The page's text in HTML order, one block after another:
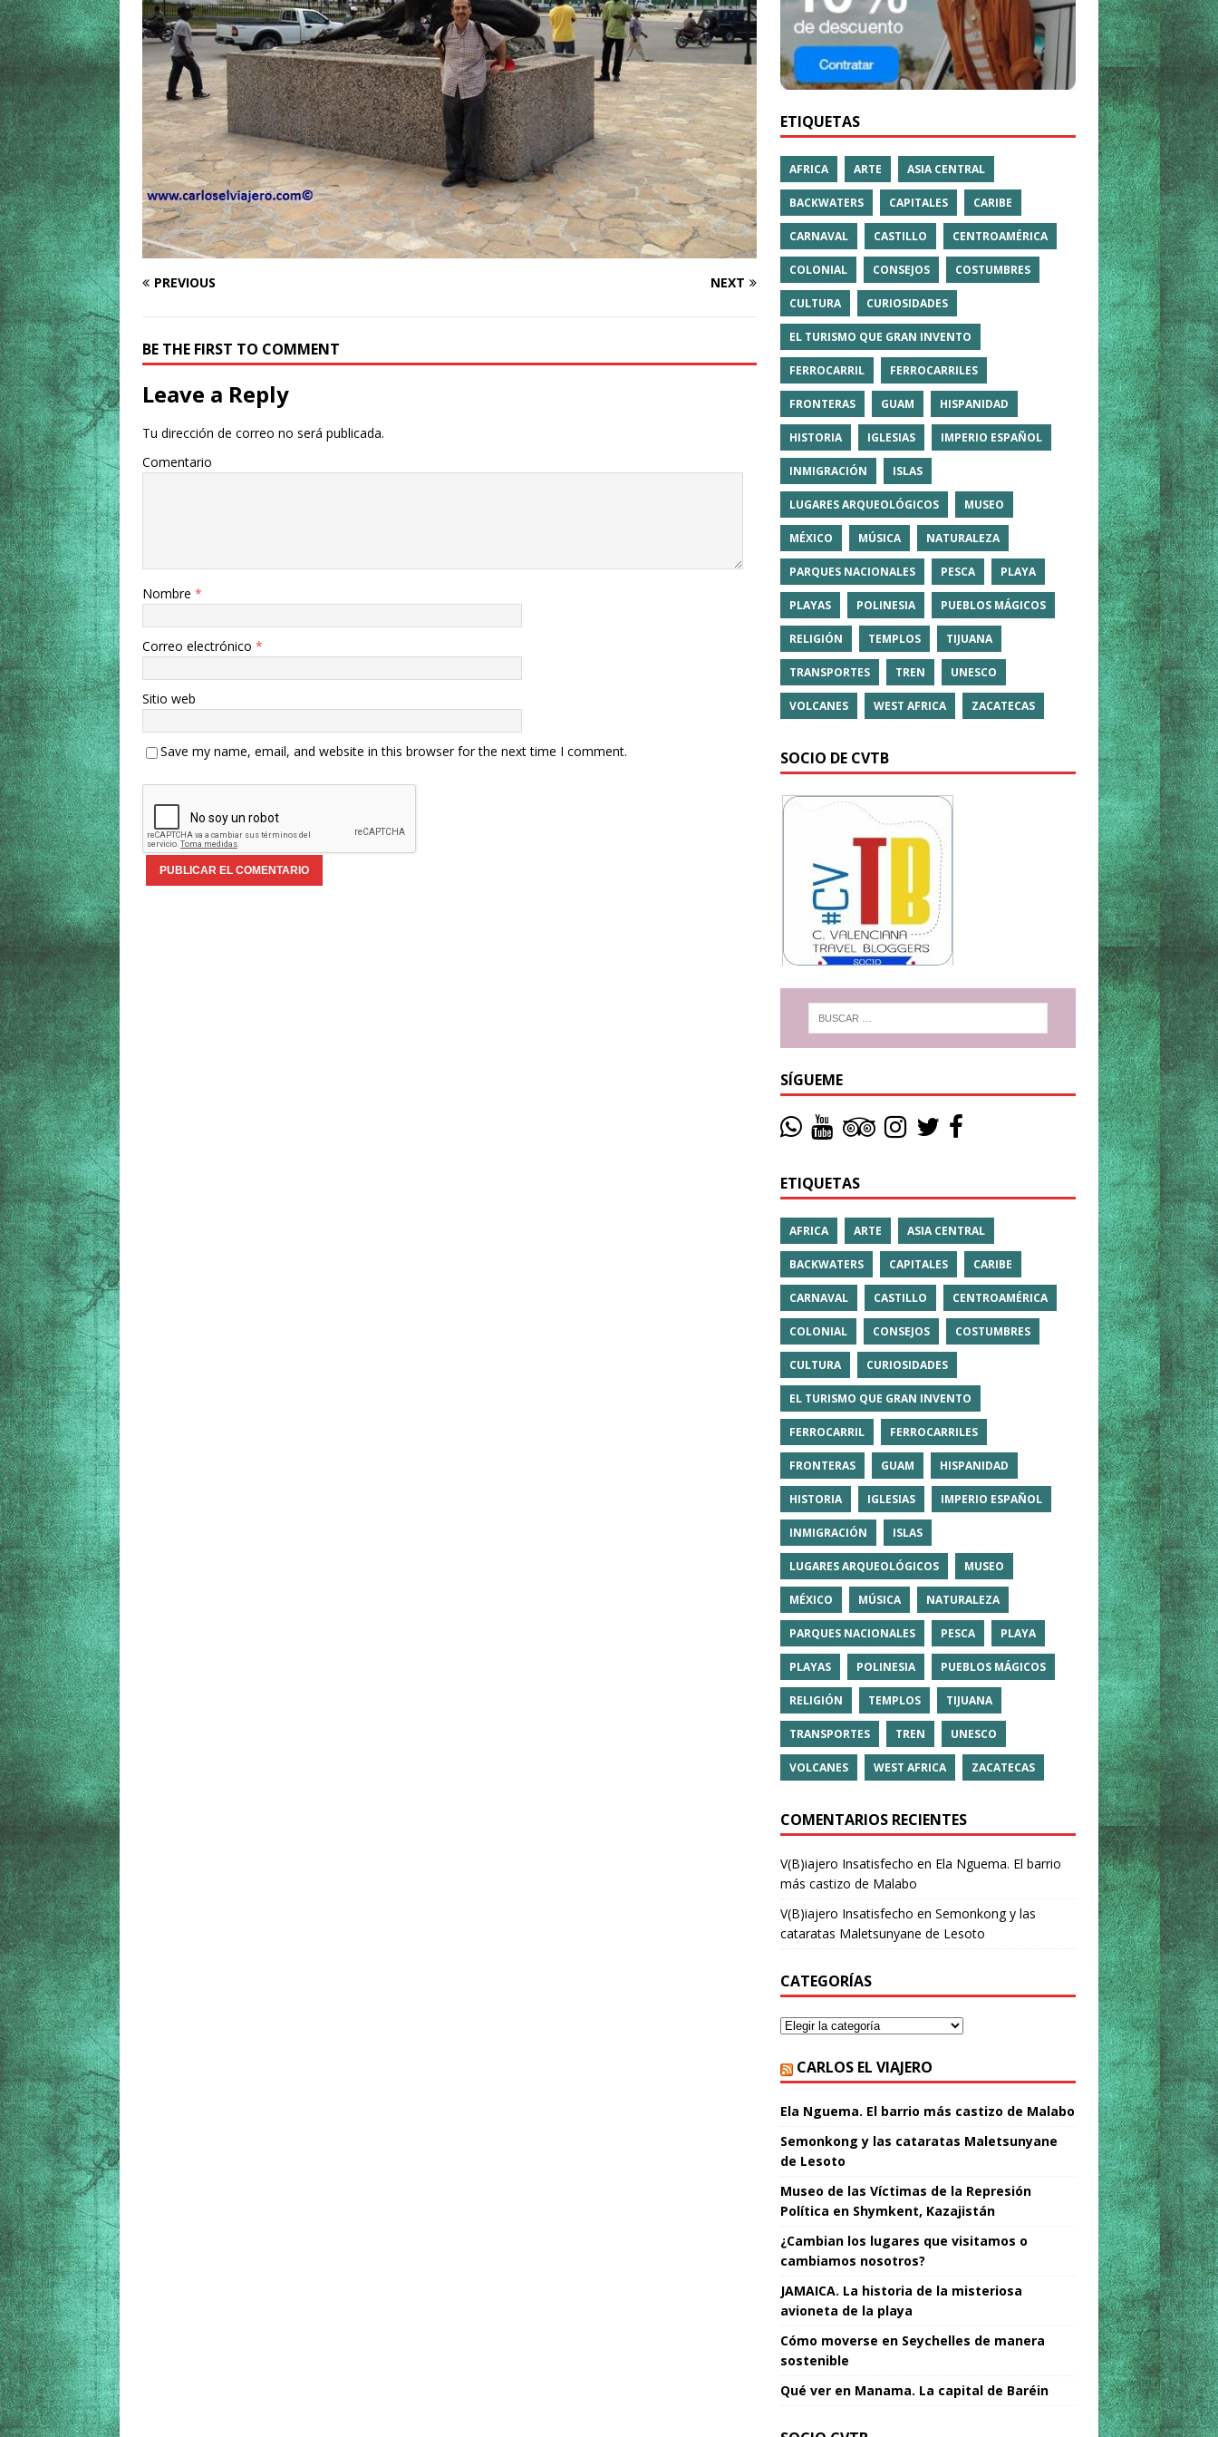
PREVIOUS NEXT
BE THE FIRST TO COMMENT
Leave a Reply
Tu dirección de correo no será publicada.
Comentario
Nombre *
Correo electrónico *
Sitio web
Save my name, email, and website in this browser for the next time I comment.
ETIQUETAS
AFRICA ARTE ASIA CENTRAL
BACKWATERS CAPITALES CARIBE
CARNAVAL CASTILLO CENTROAMÉRICA
COLONIAL CONSEJOS COSTUMBRES
CULTURA CURIOSIDADES
EL TURISMO QUE GRAN INVENTO
FERROCARRIL FERROCARRILES
FRONTERAS GUAM HISPANIDAD
HISTORIA IGLESIAS IMPERIO ESPAÑOL
INMIGRACIÓN ISLAS
LUGARES ARQUEOLÓGICOS MUSEO
MÉXICO MÚSICA NATURALEZA
PARQUES NACIONALES PESCA PLAYA
PLAYAS POLINESIA PUEBLOS MÁGICOS
RELIGIÓN TEMPLOS TIJUANA
TRANSPORTES TREN UNESCO
VOLCANES WEST AFRICA ZACATECAS
SOCIO DE CVTB
SÍGUEME
ETIQUETAS
AFRICA ARTE ASIA CENTRAL
BACKWATERS CAPITALES CARIBE
CARNAVAL CASTILLO CENTROAMÉRICA
COLONIAL CONSEJOS COSTUMBRES
CULTURA CURIOSIDADES
EL TURISMO QUE GRAN INVENTO
FERROCARRIL FERROCARRILES
FRONTERAS GUAM HISPANIDAD
HISTORIA IGLESIAS IMPERIO ESPAÑOL
INMIGRACIÓN ISLAS
LUGARES ARQUEOLÓGICOS MUSEO
MÉXICO MÚSICA NATURALEZA
PARQUES NACIONALES PESCA PLAYA
PLAYAS POLINESIA PUEBLOS MÁGICOS
RELIGIÓN TEMPLOS TIJUANA
TRANSPORTES TREN UNESCO
VOLCANES WEST AFRICA ZACATECAS
COMENTARIOS RECIENTES
V(B)iajero Insatisfecho en Ela Nguema. El barrio
más castizo de Malabo
V(B)iajero Insatisfecho en Semonkong y las
cataratas Maletsunyane de Lesoto
CATEGORÍAS
CARLOS EL VIAJERO
Ela Nguema. El barrio más castizo de Malabo
Semonkong y las cataratas Maletsunyane
de Lesoto
Museo de las Víctimas de la Represión
Política en Shymkent, Kazajistán
¿Cambian los lugares que visitamos o
cambiamos nosotros?
JAMAICA. La historia de la misteriosa
avioneta de la playa
Cómo moverse en Seychelles de manera
sostenible
Qué ver en Manama. La capital de Baréin